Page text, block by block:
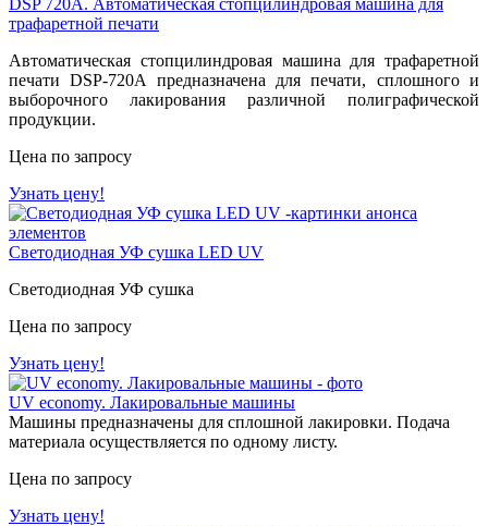
трафаретной печати
Автоматическая стопцилиндровая машина для трафаретной
печати DSP-720A предназначена для печати, сплошного и
выборочного лакирования различной полиграфической
продукции.
Цена по запросу
Узнать цену!
Светодиодная УФ сушка LED UV
Светодиодная УФ сушка
Цена по запросу
Узнать цену!
UV economy. Лакировальные машины
Машины предназначены для сплошной лакировки. Подача
материала осуществляется по одному листу.
Цена по запросу
Узнать цену!